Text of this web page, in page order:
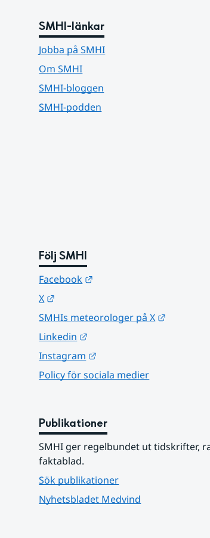
SMHI-länkar
Jobba på SMHI
Om SMHI
SMHI-bloggen
SMHI-podden
Följ SMHI
Facebook
X
SMHIs meteorologer på X
Linkedin
Instagram
Policy för sociala medier
Publikationer
SMHI ger regelbundet ut tidskrifter,
faktablad.
Sök publikationer
Nyhetsbladet Medvind